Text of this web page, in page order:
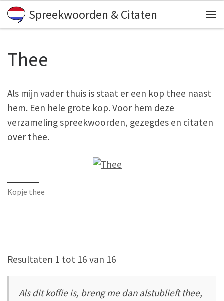
Skip to content
Spreekwoorden & Citaten
Thee
Als mijn vader thuis is staat er een kop thee naast
hem. Een hele grote kop. Voor hem deze
verzameling spreekwoorden, gezegdes en citaten
over thee.
Kopje thee
Resultaten 1 tot 16 van 16
Als dit koffie is, breng me dan alstublieft thee,